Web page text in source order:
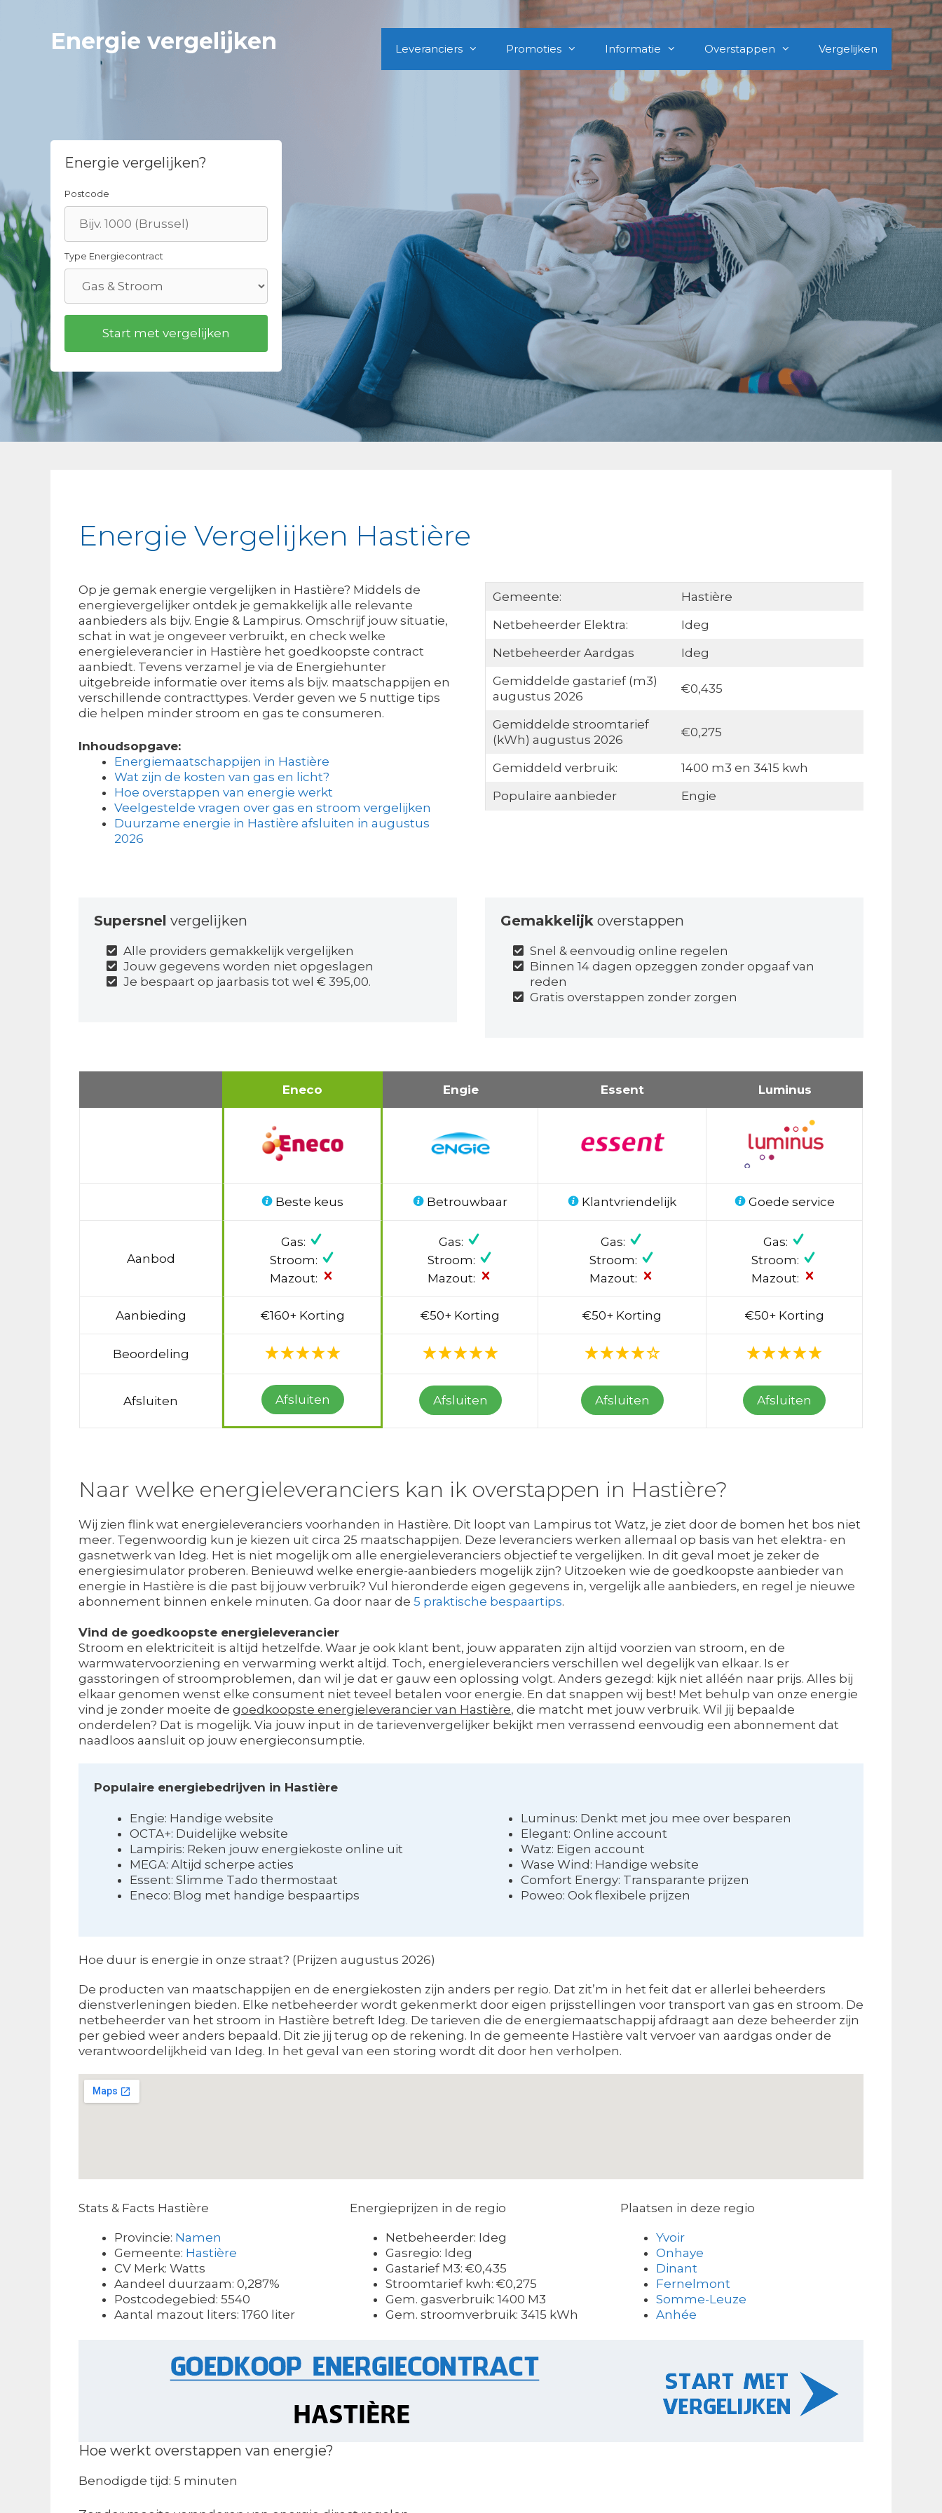
Energie vergelijken Leveranciers Promoties Informatie Overstappen Vergelijken
Energie vergelijken?
Postcode
Type Energiecontract
Energie Vergelijken Hastière
Op je gemak energie vergelijken in Hastière? Middels de
energievergelijker ontdek je gemakkelijk alle relevante
aanbieders als bijv. Engie & Lampirus. Omschrijf jouw situatie,
schat in wat je ongeveer verbruikt, en check welke
energieleverancier in Hastière het goedkoopste contract
aanbiedt. Tevens verzamel je via de Energiehunter
uitgebreide informatie over items als bijv. maatschappijen en
verschillende contracttypes. Verder geven we 5 nuttige tips
die helpen minder stroom en gas te consumeren.
Inhoudsopgave:
Energiemaatschappijen in Hastière
Wat zijn de kosten van gas en licht?
Hoe overstappen van energie werkt
Veelgestelde vragen over gas en stroom vergelijken
Duurzame energie in Hastière afsluiten in augustus
2026
Gemeente:
Hastière
Netbeheerder Elektra:
Ideg
Netbeheerder Aardgas
Ideg
Gemiddelde gastarief (m3)
augustus 2026
€0,435
Gemiddelde stroomtarief
(kWh) augustus 2026
€0,275
Gemiddeld verbruik:
1400 m3 en 3415 kwh
Populaire aanbieder
Engie
Supersnel vergelijken
Alle providers gemakkelijk vergelijken
Jouw gegevens worden niet opgeslagen
Je bespaart op jaarbasis tot wel € 395,00.
Gemakkelijkoverstappen
Snel & eenvoudig online regelen
Binnen 14 dagen opzeggen zonder opgaaf van
reden
Gratis overstappen zonder zorgen
Eneco Engie Essent Luminus
Beste keus Betrouwbaar Klantvriendelijk Goede service
Aanbod
Gas:
Stroom:
Mazout:
Gas:
Stroom:
Mazout:
Gas:
Stroom:
Mazout:
Gas:
Stroom:
Mazout:
Aanbieding €160+ Korting €50+ Korting €50+ Korting €50+ Korting
Beoordeling
Afsluiten Afsluiten Afsluiten Afsluiten Afsluiten
Naar welke energieleveranciers kan ik overstappen in Hastière?
Wij zien flink wat energieleveranciers voorhanden in Hastière. Dit loopt van Lampirus tot Watz, je ziet door de bomen het bos niet
meer. Tegenwoordig kun je kiezen uit circa 25 maatschappijen. Deze leveranciers werken allemaal op basis van het elektra- en
gasnetwerk van Ideg. Het is niet mogelijk om alle energieleveranciers objectief te vergelijken. In dit geval moet je zeker de
energiesimulator proberen. Benieuwd welke energie-aanbieders mogelijk zijn? Uitzoeken wie de goedkoopste aanbieder van
energie in Hastière is die past bij jouw verbruik? Vul hieronderde eigen gegevens in, vergelijk alle aanbieders, en regel je nieuwe
abonnement binnen enkele minuten. Ga door naar de 5 praktische bespaartips.
Vind de goedkoopste energieleverancier
Stroom en elektriciteit is altijd hetzelfde. Waar je ook klant bent, jouw apparaten zijn altijd voorzien van stroom, en de
warmwatervoorziening en verwarming werkt altijd. Toch, energieleveranciers verschillen wel degelijk van elkaar. Is er
gasstoringen of stroomproblemen, dan wil je dat er gauw een oplossing volgt. Anders gezegd: kijk niet alléén naar prijs. Alles bij
elkaar genomen wenst elke consument niet teveel betalen voor energie. En dat snappen wij best! Met behulp van onze energie
vind je zonder moeite de goedkoopste energieleverancier van Hastière, die matcht met jouw verbruik. Wil jij bepaalde
onderdelen? Dat is mogelijk. Via jouw input in de tarievenvergelijker bekijkt men verrassend eenvoudig een abonnement dat
naadloos aansluit op jouw energieconsumptie.
Populaire energiebedrijven in Hastière
Engie: Handige website
OCTA+: Duidelijke website
Lampiris: Reken jouw energiekoste online uit
MEGA: Altijd scherpe acties
Essent: Slimme Tado thermostaat
Eneco: Blog met handige bespaartips
Luminus: Denkt met jou mee over besparen
Elegant: Online account
Watz: Eigen account
Wase Wind: Handige website
Comfort Energy: Transparante prijzen
Poweo: Ook flexibele prijzen
Hoe duur is energie in onze straat? (Prijzen augustus 2026)
De producten van maatschappijen en de energiekosten zijn anders per regio. Dat zit’m in het feit dat er allerlei beheerders
dienstverleningen bieden. Elke netbeheerder wordt gekenmerkt door eigen prijsstellingen voor transport van gas en stroom. De
netbeheerder van het stroom in Hastière betreft Ideg. De tarieven die de energiemaatschappij afdraagt aan deze beheerder zijn
per gebied weer anders bepaald. Dit zie jij terug op de rekening. In de gemeente Hastière valt vervoer van aardgas onder de
verantwoordelijkheid van Ideg. In het geval van een storing wordt dit door hen verholpen.
Stats & Facts Hastière
Provincie: Namen
Gemeente: Hastière
CV Merk: Watts
Aandeel duurzaam: 0,287%
Postcodegebied: 5540
Aantal mazout liters: 1760 liter
Energieprijzen in de regio
Netbeheerder: Ideg
Gasregio: Ideg
Gastarief M3: €0,435
Stroomtarief kwh: €0,275
Gem. gasverbruik: 1400 M3
Gem. stroomverbruik: 3415 kWh
Plaatsen in deze regio
Yvoir
Onhaye
Dinant
Fernelmont
Somme-Leuze
Anhée
Hoe werkt overstappen van energie?
Benodigde tijd: 5 minuten